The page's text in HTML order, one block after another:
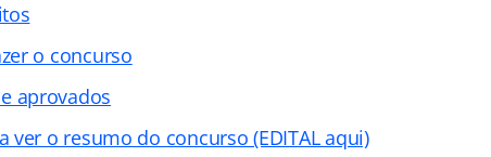
o concurso
aprovados
ver o resumo do concurso (EDITAL aqui)